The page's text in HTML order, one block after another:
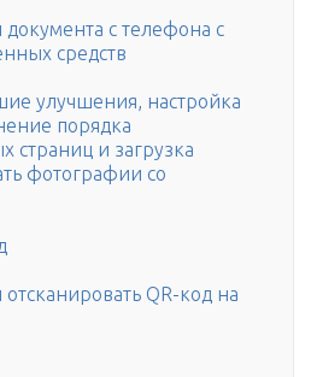
документа с телефона с
средств
улучшения, настройка
порядка
страниц и загрузка
фотографии со
QR-код на